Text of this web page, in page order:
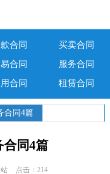
合同
买卖合同
合同
服务合同
合同 租赁合同
合同4篇
合同4篇
点击：214